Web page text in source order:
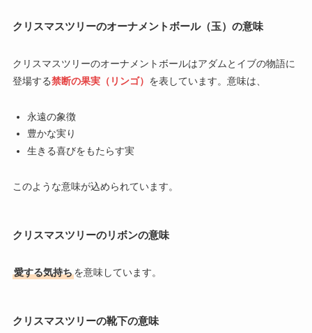
クリスマスツリーのオーナメントボール（玉）の意味
クリスマスツリーのオーナメントボールはアダムとイブの物語に
登場する禁断の果実（リンゴ） を表しています。意味は、
永遠の象徴
豊かな実り
生きる喜びをもたらす実
このような意味が込められています。
クリスマスツリーのリボンの意味
愛する気持ちを意味しています。
クリスマスツリーの靴下の意味